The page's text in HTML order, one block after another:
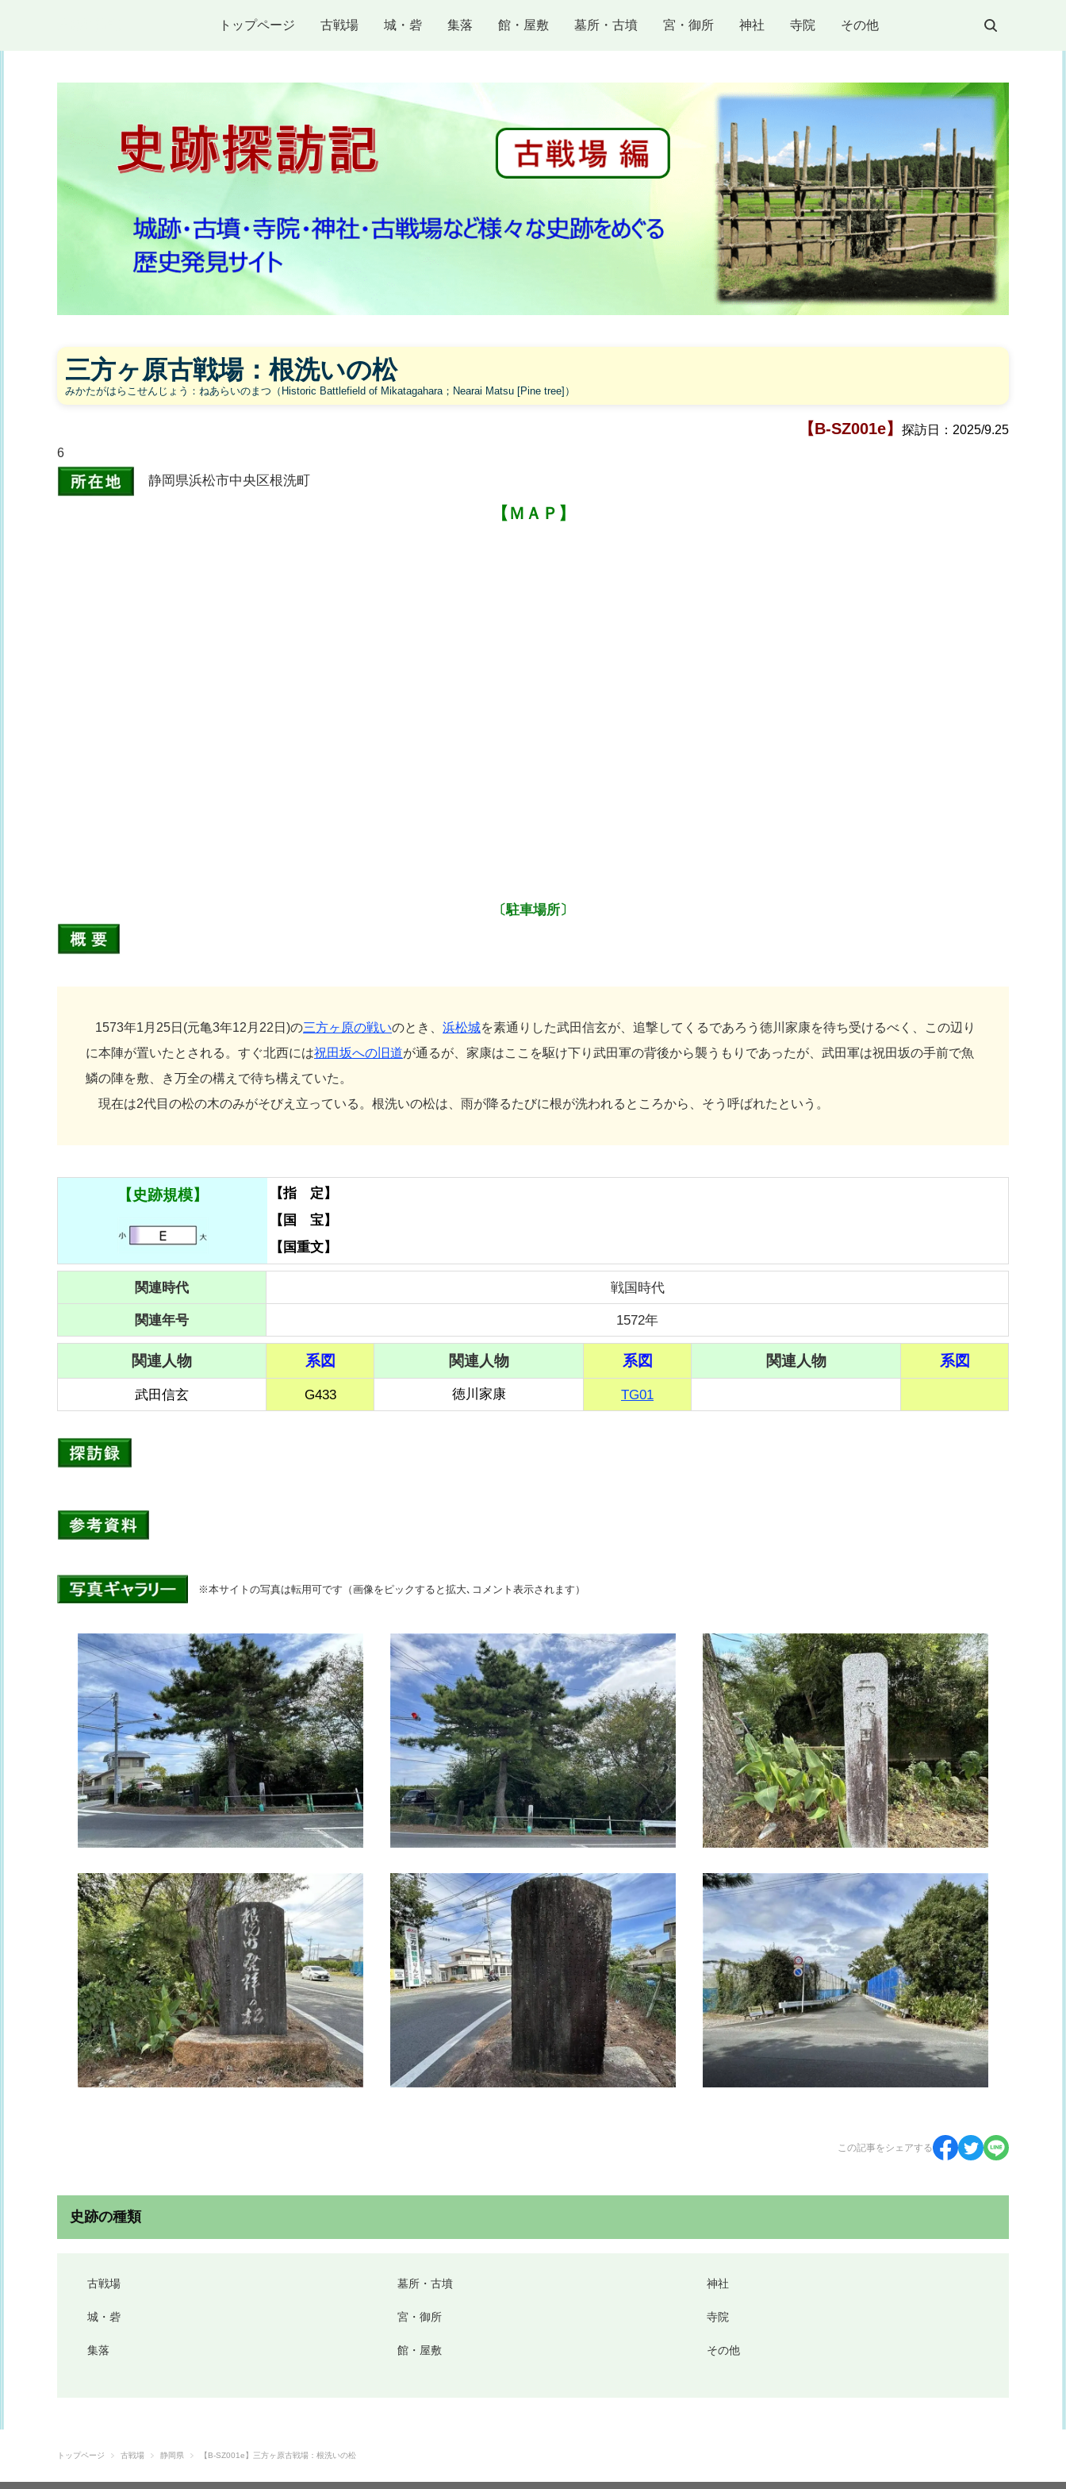
トップページ 古戦場 城・砦 集落 館・屋敷 墓所・古墳 宮・御所 神社 寺院 その他
三方ヶ原古戦場：根洗いの松
みかたがはらこせんじょう：ねあらいのまつ（Historic Battlefield of Mikatagahara；Nearai Matsu [Pine tree]）
【B-SZ001e】 探訪日： 2025/9.25
6
静岡県浜松市中央区根洗町
【ＭＡＰ】
〔駐車場所〕
1573年1月25日(元亀3年12月22日)の三方ヶ原の戦いのとき、 浜松城を素通りした武田信玄が、追撃してくるであろう徳川家康を待ち受けるべく、この辺り
に本陣が置いたとされる。すぐ北西には祝田坂への旧道が通るが、家康はここを駆け下り武田軍の背後から襲うもりであったが、武田軍は祝田坂の手前で魚
鱗の陣を敷、き万全の構えで待ち構えていた。
現在は2代目の松の木のみがそびえ立っている。根洗いの松は、雨が降るたびに根が洗われるところから、そう呼ばれたという。
【史跡規模】
【指 定】
【国 宝】
【国重文】
関連時代 戦国時代
関連年号 1572年
関連人物 系図 関連人物 系図 関連人物 系図
武田信玄 G433 徳川家康 TG01
※本サイトの写真は転用可です（画像をピックすると拡大､コメント表示されます）
この記事をシェアする
史跡の種類
古戦場
城・砦
集落
墓所・古墳
宮・御所
館・屋敷
神社
寺院
その他
トップページ 古戦場 静岡県 【B-SZ001e】三方ヶ原古戦場：根洗いの松